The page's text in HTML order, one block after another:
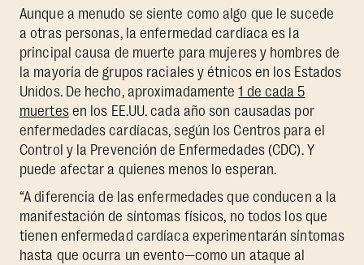
Aunque a menudo se siente como algo que le sucede
a otras personas, la enfermedad cardíaca es la
principal causa de muerte para mujeres y hombres de
la mayoría de grupos raciales y étnicos en los Estados
Unidos. De hecho, aproximadamente1 de cada 5
muertesen los EE.UU. cada año son causadas por
enfermedades cardíacas, según los Centros para el
Control y la Prevención de Enfermedades (CDC). Y
puede afectar a quienes menos lo esperan.
“A diferencia de las enfermedades que conducen a la
manifestación de síntomas físicos, no todos los que
tienen enfermedad cardíaca experimentarán síntomas
hasta que ocurra un evento—como un ataque al